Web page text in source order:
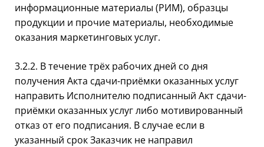
информационные материалы (РИМ), образцы
продукции и прочие материалы, необходимые
оказания маркетинговых услуг.
3.2.2. В течение трёх рабочих дней со дня
получения Акта сдачи-приёмки оказанных услуг
направить Исполнителю подписанный Акт сдачи-
приёмки оказанных услуг либо мотивированный
отказ от его подписания. В случае если в
указанный срок Заказчик не направил